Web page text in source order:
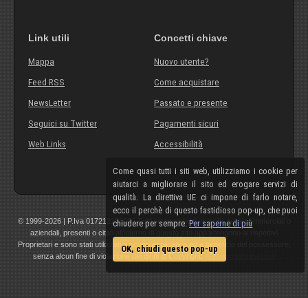
Come quasi tutti i siti web, utilizziamo i cookie per
aiutarci a migliorare il sito ed erogare servizi di
qualità. La direttiva UE ci impone di farlo notare,
ecco il perchè di questo fastidioso pop-up, che puoi
chiudere per sempre.Per saperne di più
OK, chiudi questo pop-up
Link utili
Mappa
Feed RSS
NewsLetter
Seguici su Twitter
Web Links
Concetti chiave
Nuovo utente?
Come acquistare
Passato e presente
Pagamenti sicuri
Accessibilità
© 1999-2026 | P.Iva 01721210308 | Tutti i componenti, marchi, nomi commerciali o
aziendali, presenti o citati all'interno di questo sito appartengono ai rispettivi
Proprietari e sono stati utilizzati a scopo esplicativo ed a beneficio del possessore,
senza alcun fine di violazione dei diritti di Copyright.
Maggiori informazioni